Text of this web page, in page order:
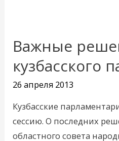
Важные
кузбасского
26 апреля 2013
Кузбасские
сессию. О последних
областного совета
Важные
решения
кузбасского
парламента